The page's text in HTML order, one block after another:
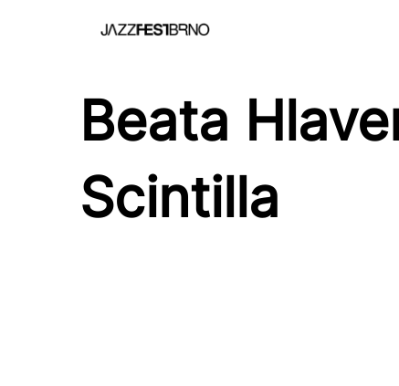
Beata
Scintilla